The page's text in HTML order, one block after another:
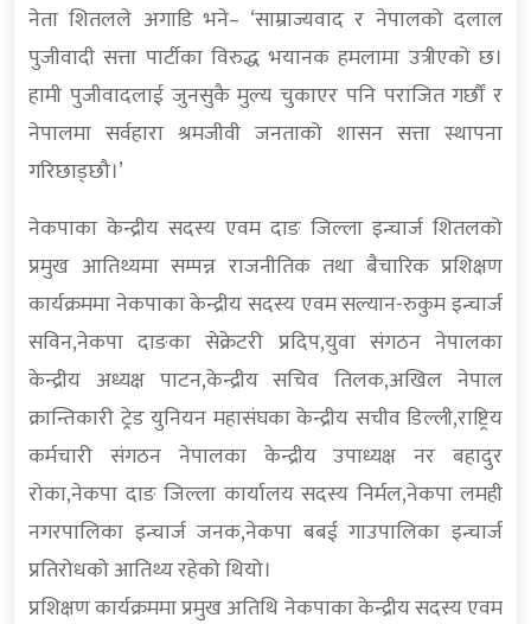
नेता शितलले अगाडि भने– ‘साम्राज्यवाद र नेपालको दलाल
पुजीवादी सत्ता पार्टीका विरुद्ध भयानक हमलामा उत्रीएको छ।
हामी पुजीवादलाई जुनसुकै मुल्य चुकाएर पनि पराजित गर्छौं र
नेपालमा सर्वहारा श्रमजीवी जनताको शासन सत्ता स्थापना
गरिछाड्छौ।’
नेकपाका केन्द्रीय सदस्य एवम दाङ जिल्ला इन्चार्ज शितलको
प्रमुख आतिथ्यमा सम्पन्न राजनीतिक तथा बैचारिक प्रशिक्षण
कार्यक्रममा नेकपाका केन्द्रीय सदस्य एवम सल्यान-रुकुम इन्चार्ज
सविन,नेकपा दाङका सेक्रेटरी प्रदिप,युवा संगठन नेपालका
केन्द्रीय अध्यक्ष पाटन,केन्द्रीय सचिव तिलक,अखिल नेपाल
क्रान्तिकारी ट्रेड युनियन महासंघका केन्द्रीय सचीव डिल्ली,राष्ट्रिय
कर्मचारी संगठन नेपालका केन्द्रीय उपाध्यक्ष नर बहादुर
रोका,नेकपा दाङ जिल्ला कार्यालय सदस्य निर्मल,नेकपा लमही
नगरपालिका इन्चार्ज जनक,नेकपा बबई गाउपालिका इन्चार्ज
प्रतिरोधको आतिथ्य रहेको थियो।
प्रशिक्षण कार्यक्रममा प्रमुख अतिथि नेकपाका केन्द्रीय सदस्य एवम